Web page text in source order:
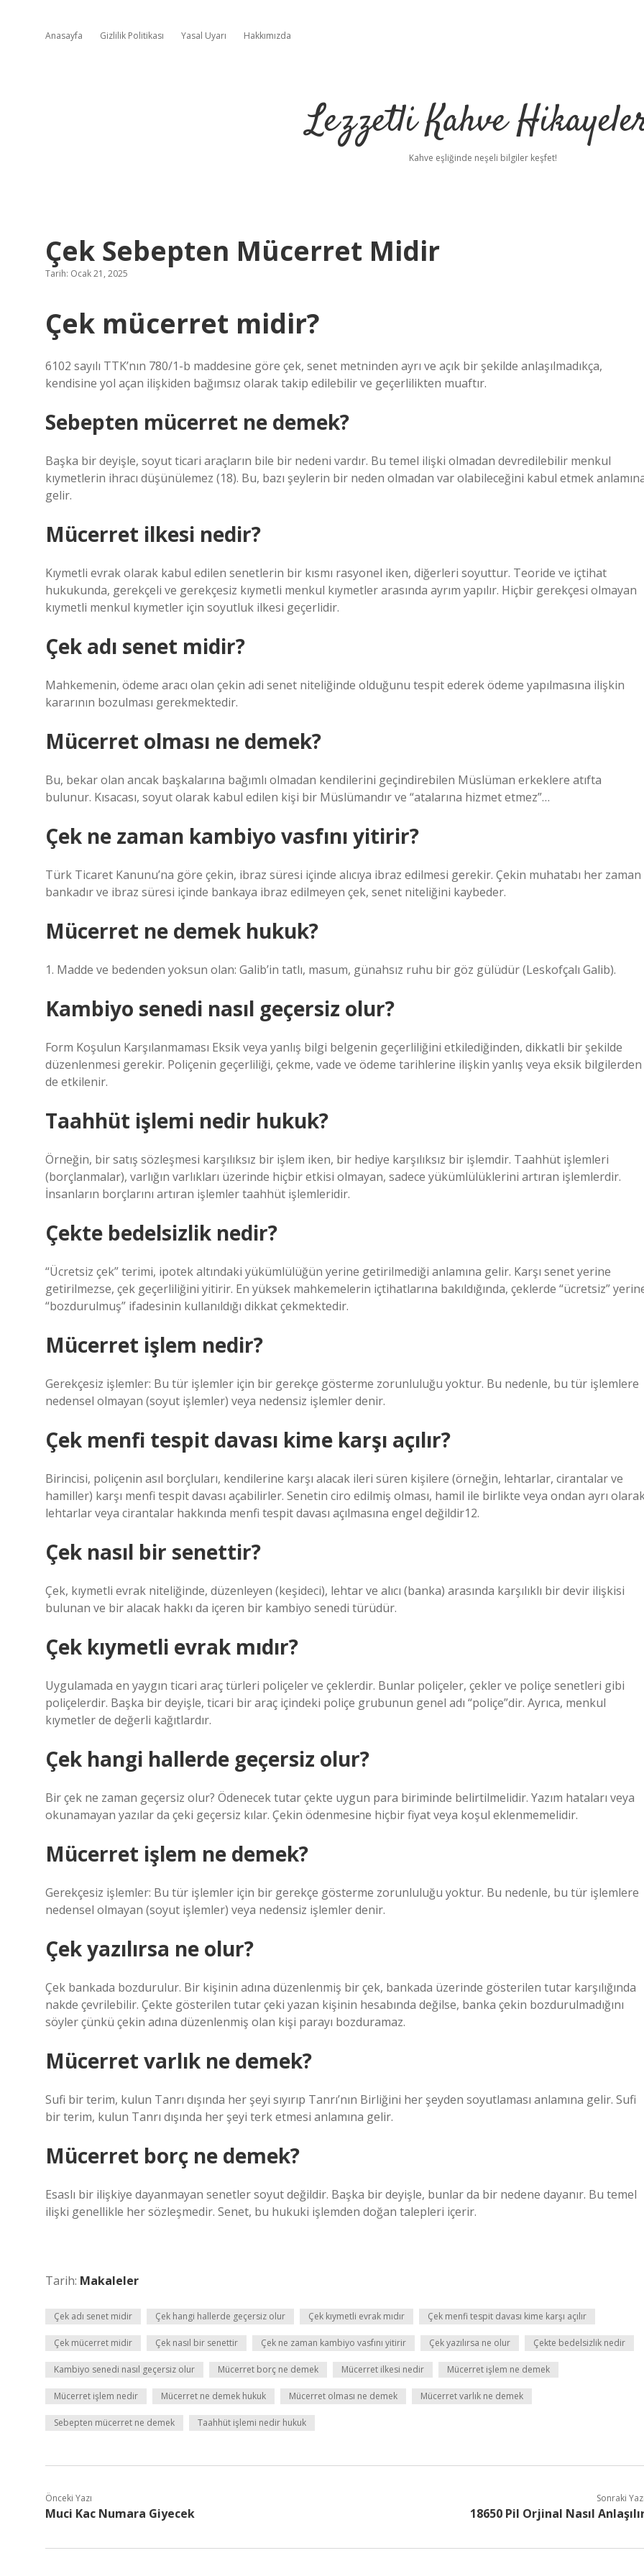
Anasayfa Gizlilik Politikası Yasal Uyarı Hakkımızda
Lezzetli Kahve
Kahve eşliğinde neşeli bilgiler keşfet!
Çek Sebepten Mücerret Midir
Tarih: Ocak 21, 2025
Çek mücerret midir?
6102 sayılı TTK’nın 780/1-b maddesine göre çek, senet metninden ayrı ve açık bir şekilde anlaşılmadıkça,
kendisine yol açan ilişkiden bağımsız olarak takip edilebilir ve geçerlilikten muaftır.
Sebepten mücerret ne demek?
Başka bir deyişle, soyut ticari araçların bile bir nedeni vardır. Bu temel ilişki olmadan devredilebilir menkul
kıymetlerin ihracı düşünülemez (18). Bu, bazı şeylerin bir neden olmadan var olabileceğini kabul etmek
gelir.
Mücerret ilkesi nedir?
Kıymetli evrak olarak kabul edilen senetlerin bir kısmı rasyonel iken, diğerleri soyuttur. Teoride ve içtihat
hukukunda, gerekçeli ve gerekçesiz kıymetli menkul kıymetler arasında ayrım yapılır. Hiçbir gerekçesi olmayan
kıymetli menkul kıymetler için soyutluk ilkesi geçerlidir.
Çek adı senet midir?
Mahkemenin, ödeme aracı olan çekin adi senet niteliğinde olduğunu tespit ederek ödeme yapılmasına ilişkin
kararının bozulması gerekmektedir.
Mücerret olması ne demek?
Bu, bekar olan ancak başkalarına bağımlı olmadan kendilerini geçindirebilen Müslüman erkeklere atıfta
bulunur. Kısacası, soyut olarak kabul edilen kişi bir Müslümandır ve “atalarına hizmet etmez”…
Çek ne zaman kambiyo vasfını yitirir?
Türk Ticaret Kanunu’na göre çekin, ibraz süresi içinde alıcıya ibraz edilmesi gerekir. Çekin muhatabı her zaman
bankadır ve ibraz süresi içinde bankaya ibraz edilmeyen çek, senet niteliğini kaybeder.
Mücerret ne demek hukuk?
1. Madde ve bedenden yoksun olan: Galib’in tatlı, masum, günahsız ruhu bir göz gülüdür (Leskofçalı Galib).
Kambiyo senedi nasıl geçersiz olur?
Form Koşulun Karşılanmaması Eksik veya yanlış bilgi belgenin geçerliliğini etkilediğinden, dikkatli bir şekilde
düzenlenmesi gerekir. Poliçenin geçerliliği, çekme, vade ve ödeme tarihlerine ilişkin yanlış veya eksik bilgilerden
de etkilenir.
Taahhüt işlemi nedir hukuk?
Örneğin, bir satış sözleşmesi karşılıksız bir işlem iken, bir hediye karşılıksız bir işlemdir. Taahhüt işlemleri
(borçlanmalar), varlığın varlıkları üzerinde hiçbir etkisi olmayan, sadece yükümlülüklerini artıran işlemlerdir.
İnsanların borçlarını artıran işlemler taahhüt işlemleridir.
Çekte bedelsizlik nedir?
“Ücretsiz çek” terimi, ipotek altındaki yükümlülüğün yerine getirilmediği anlamına gelir. Karşı senet yerine
getirilmezse, çek geçerliliğini yitirir. En yüksek mahkemelerin içtihatlarına bakıldığında, çeklerde “ücretsiz”
“bozdurulmuş” ifadesinin kullanıldığı dikkat çekmektedir.
Mücerret işlem nedir?
Gerekçesiz işlemler: Bu tür işlemler için bir gerekçe gösterme zorunluluğu yoktur. Bu nedenle, bu tür işlemlere
nedensel olmayan (soyut işlemler) veya nedensiz işlemler denir.
Çek menfi tespit davası kime karşı açılır?
Birincisi, poliçenin asıl borçluları, kendilerine karşı alacak ileri süren kişilere (örneğin, lehtarlar, cirantalar ve
hamiller) karşı menfi tespit davası açabilirler. Senetin ciro edilmiş olması, hamil ile birlikte veya ondan ayrı
lehtarlar veya cirantalar hakkında menfi tespit davası açılmasına engel değildir12.
Çek nasıl bir senettir?
Çek, kıymetli evrak niteliğinde, düzenleyen (keşideci), lehtar ve alıcı (banka) arasında karşılıklı bir devir ilişkisi
bulunan ve bir alacak hakkı da içeren bir kambiyo senedi türüdür.
Çek kıymetli evrak mıdır?
Uygulamada en yaygın ticari araç türleri poliçeler ve çeklerdir. Bunlar poliçeler, çekler ve poliçe senetleri gibi
poliçelerdir. Başka bir deyişle, ticari bir araç içindeki poliçe grubunun genel adı “poliçe”dir. Ayrıca, menkul
kıymetler de değerli kağıtlardır.
Çek hangi hallerde geçersiz olur?
Bir çek ne zaman geçersiz olur? Ödenecek tutar çekte uygun para biriminde belirtilmelidir. Yazım hataları veya
okunamayan yazılar da çeki geçersiz kılar. Çekin ödenmesine hiçbir fiyat veya koşul eklenmemelidir.
Mücerret işlem ne demek?
Gerekçesiz işlemler: Bu tür işlemler için bir gerekçe gösterme zorunluluğu yoktur. Bu nedenle, bu tür işlemlere
nedensel olmayan (soyut işlemler) veya nedensiz işlemler denir.
Çek yazılırsa ne olur?
Çek bankada bozdurulur. Bir kişinin adına düzenlenmiş bir çek, bankada üzerinde gösterilen tutar karşılığında
nakde çevrilebilir. Çekte gösterilen tutar çeki yazan kişinin hesabında değilse, banka çekin bozdurulmadığını
söyler çünkü çekin adına düzenlenmiş olan kişi parayı bozduramaz.
Mücerret varlık ne demek?
Sufi bir terim, kulun Tanrı dışında her şeyi sıyırıp Tanrı’nın Birliğini her şeyden soyutlaması anlamına gelir. Sufi
bir terim, kulun Tanrı dışında her şeyi terk etmesi anlamına gelir.
Mücerret borç ne demek?
Esaslı bir ilişkiye dayanmayan senetler soyut değildir. Başka bir deyişle, bunlar da bir nedene dayanır. Bu temel
ilişki genellikle her sözleşmedir. Senet, bu hukuki işlemden doğan talepleri içerir.
Tarih: Makaleler
Çek adı senet midir Çek hangi hallerde geçersiz olur Çek kıymetli evrak mıdır Çek menfi tespit davası kime karşı açılır
Çek mücerret midir Çek nasıl bir senettir Çek ne zaman kambiyo vasfını yitirir Çek yazılırsa ne olur Çekte bedelsizlik nedir
Kambiyo senedi nasıl geçersiz olur Mücerret borç ne demek Mücerret ilkesi nedir Mücerret işlem ne demek
Mücerret işlem nedir Mücerret ne demek hukuk Mücerret olması ne demek Mücerret varlık ne demek
Sebepten mücerret ne demek Taahhüt işlemi nedir hukuk
Önceki Yazı
Muci Kac Numara Giyecek
Sonraki
18650 Pil Orjinal Nasıl